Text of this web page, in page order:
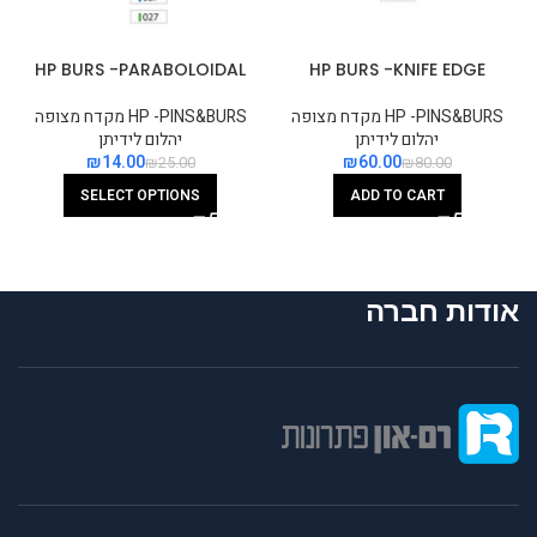
HP BURS -KNIFE EDGE
HP -PINS&BURS מקדח מצופה
יהלום לידיתן
₪80.00
₪60.00
ADD TO CART
HP BURS -PARABOLOIDAL
HP -PINS&BURS מקדח מצופה
יהלום לידיתן
₪25.00
₪14.00
SELECT OPTIONS
אודות חברה